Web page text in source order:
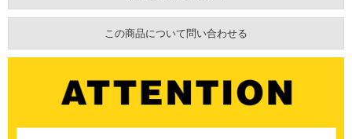
この商品について問い合わせる